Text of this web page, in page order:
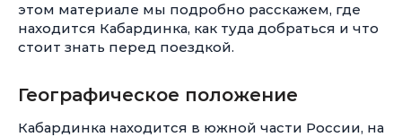
этом материале мы подробно расскажем, где
находится Кабардинка, как туда добраться и что
стоит знать перед поездкой.
Географическое положение
Кабардинка находится в южной части России, на